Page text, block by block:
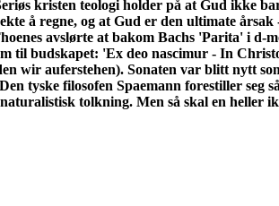
kristen teologi holder på at Gud ikke
å regne, og at Gud er den ultimate
avslørte at bakom Bachs 'Parita' i d-
til budskapet: 'Ex deo nascimur - In
wir auferstehen). Sonaten var blitt nytt
tyske filosofen Spaemann forestiller
tolkning. Men så skal en heller